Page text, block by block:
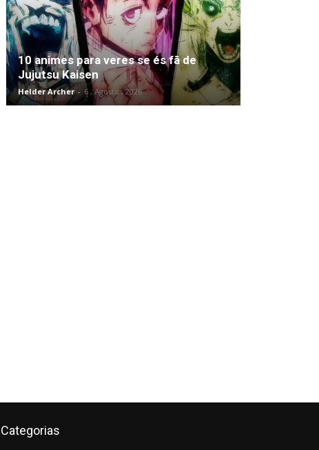
10 animes para veres se és fã de
Jujutsu Kaisen
Helder Archer - 6 , Agosto , 2026
Categorias